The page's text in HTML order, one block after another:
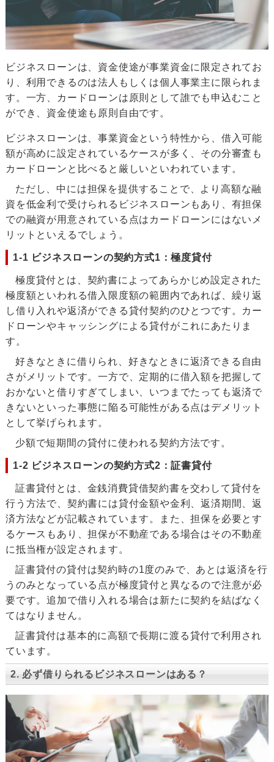
ビジネスローンは、資金使途が事業資金に限定されてお
り、利用できるのは法人もしくは個人事業主に限られま
す。一方、カードローンは原則として誰でも申込むこと
ができ、資金使途も原則自由です。
ビジネスローンは、事業資金という特性から、借入可能
額が高めに設定されているケースが多く、その分審査も
カードローンと比べると厳しいといわれています。
ただし、中には担保を提供することで、より高額な融
資を低金利で受けられるビジネスローンもあり、有担保
での融資が用意されている点はカードローンにはないメ
リットといえるでしょう。
1-1 ビジネスローンの契約方式1：極度貸付
極度貸付とは、契約書によってあらかじめ設定された
極度額といわれる借入限度額の範囲内であれば、繰り返
し借り入れや返済ができる貸付契約のひとつです。カー
ドローンやキャッシングによる貸付がこれにあたりま
す。
好きなときに借りられ、好きなときに返済できる自由
さがメリットです。一方で、定期的に借入額を把握して
おかないと借りすぎてしまい、いつまでたっても返済で
きないといった事態に陥る可能性がある点はデメリット
として挙げられます。
少額で短期間の貸付に使われる契約方法です。
1-2 ビジネスローンの契約方式2：証書貸付
証書貸付とは、金銭消費貸借契約書を交わして貸付を
行う方法で、契約書には貸付金額や金利、返済期間、返
済方法などが記載されています。また、担保を必要とす
るケースもあり、担保が不動産である場合はその不動産
に抵当権が設定されます。
証書貸付の貸付は契約時の1度のみで、あとは返済を行
うのみとなっている点が極度貸付と異なるので注意が必
要です。追加で借り入れる場合は新たに契約を結ばなく
てはなりません。
証書貸付は基本的に高額で長期に渡る貸付で利用され
ています。
2. 必ず借りられるビジネスローンはある？